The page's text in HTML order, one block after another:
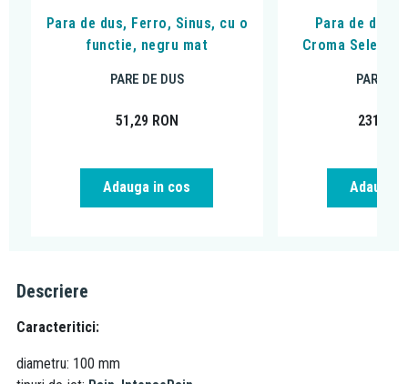
Para de dus, Ferro, Sinus, cu o
functie, negru mat
PARE DE DUS
51,29 RON
Adauga in cos
Para de dus
Croma Select
PARE DE
231,61
Adauga
Descriere
Caracteritici:
diametru: 100 mm